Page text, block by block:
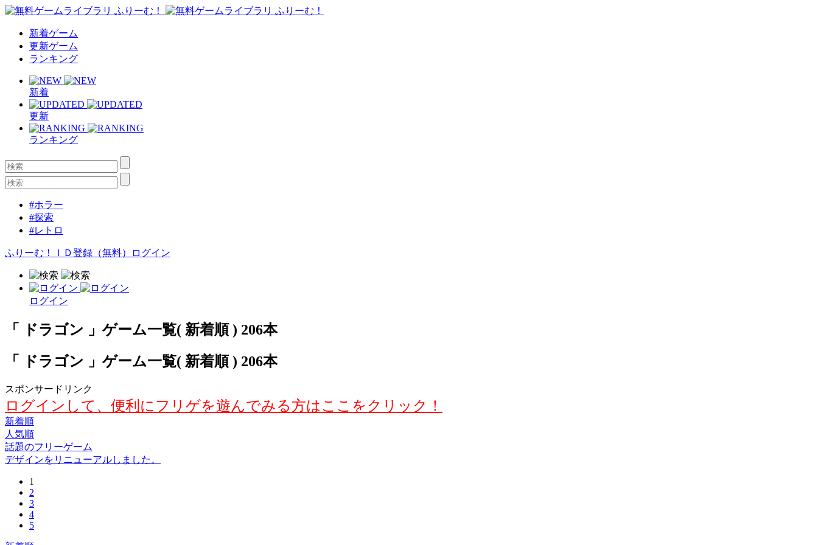
新着ゲーム
更新ゲーム
ランキング
新着
更新
ランキング
#ホラー
#探索
#レトロ
ふりーむ！ＩＤ登録（無料） ログイン
ログイン
「 ドラゴン 」ゲーム一覧( 新着順 ) 206本
「 ドラゴン 」ゲーム一覧( 新着順 ) 206本
スポンサードリンク
ログインして、便利にフリゲを遊んでみる方はここをクリック！
新着順
人気順
話題のフリーゲーム
デザインをリニューアルしました。
1
2
3
4
5